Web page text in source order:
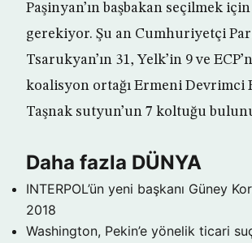
Paşinyan’ın başbakan seçilmek
gerekiyor. Şu an Cumhuriyetçi
Tsarukyan’ın 31, Yelk’in 9 ve
koalisyon ortağı Ermeni Devrimci
Taşnak sutyun’un 7 koltuğu
Daha fazla DÜNYA
INTERPOL’ün yeni başkanı Güney
2018
Washington, Pekin’e yönelik ticari